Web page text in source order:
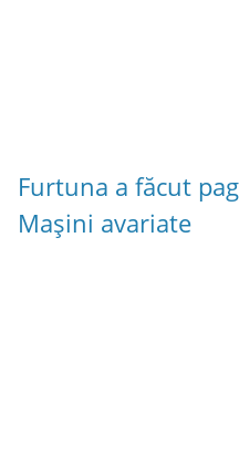
Furtuna a făcut
Mașini avariate